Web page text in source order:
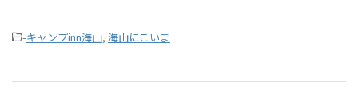
-キャンプinn海山, 海山にこいま